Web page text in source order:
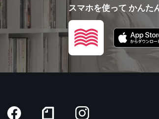
スマホを使って かんた